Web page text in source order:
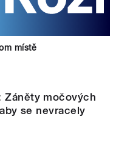
místě
Záněty močových
se nevracely